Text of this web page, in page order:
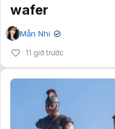
wafer
Mẫn Nhi ✔
11 giờ trước